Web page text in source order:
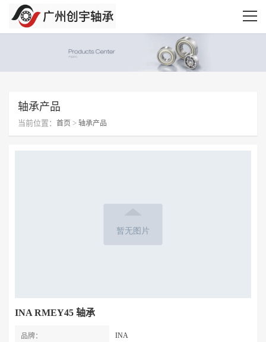
轴承产品
当前位置： 首页 > 轴承产品
INA RMEY45 轴承
品牌： INA